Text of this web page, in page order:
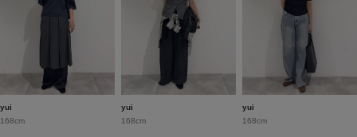
yui
168cm
yui
168cm
yui
168cm